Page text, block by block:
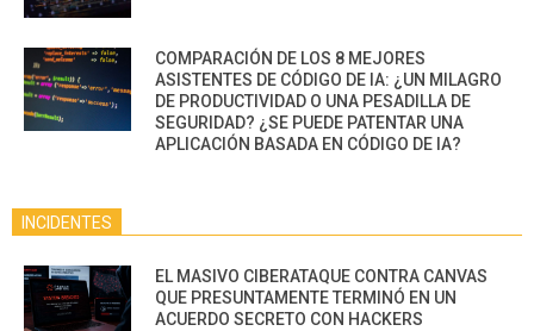
COMPARACIÓN DE LOS 8 MEJORES
ASISTENTES DE CÓDIGO DE IA: ¿UN MILAGRO
DE PRODUCTIVIDAD O UNA PESADILLA DE
SEGURIDAD? ¿SE PUEDE PATENTAR UNA
APLICACIÓN BASADA EN CÓDIGO DE IA?
INCIDENTES
EL MASIVO CIBERATAQUE CONTRA CANVAS
QUE PRESUNTAMENTE TERMINÓ EN UN
ACUERDO SECRETO CON HACKERS